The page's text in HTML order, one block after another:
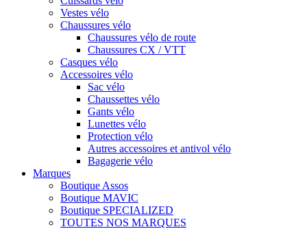
Vestes vélo
Chaussures vélo
Chaussures vélo de route
Chaussures CX / VTT
Casques vélo
Accessoires vélo
Sac vélo
Chaussettes vélo
Gants vélo
Lunettes vélo
Protection vélo
Autres accessoires et antivol vélo
Bagagerie vélo
Marques
Boutique Assos
Boutique MAVIC
Boutique SPECIALIZED
TOUTES NOS MARQUES